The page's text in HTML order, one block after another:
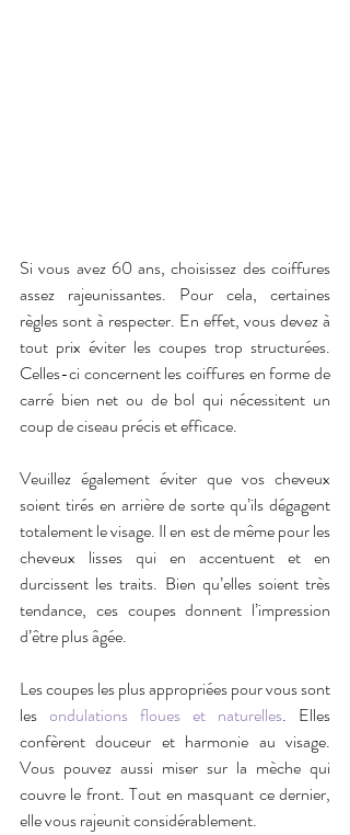
Si vous avez 60 ans, choisissez des coiffures
assez rajeunissantes. Pour cela, certaines
règles sont à respecter. En effet, vous devez à
tout prix éviter les coupes trop structurées.
Celles-ci concernent les coiffures en forme de
carré bien net ou de bol qui nécessitent un
coup de ciseau précis et efficace.
Veuillez également éviter que vos cheveux
soient tirés en arrière de sorte qu’ils dégagent
totalement le visage. Il en est de même pour les
cheveux lisses qui en accentuent et en
durcissent les traits. Bien qu’elles soient très
tendance, ces coupes donnent l’impression
d’être plus âgée.
Les coupes les plus appropriées pour vous sont
les ondulations floues et naturelles. Elles
confèrent douceur et harmonie au visage.
Vous pouvez aussi miser sur la mèche qui
couvre le front. Tout en masquant ce dernier,
elle vous rajeunit considérablement.